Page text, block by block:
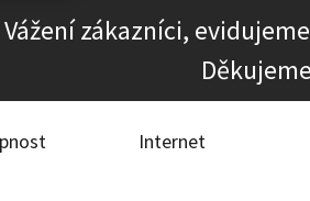
Vážení zákazníci,
Internet